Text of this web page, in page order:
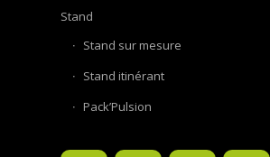
Stand
Stand sur mesure
Stand itinérant
Pack’Pulsion